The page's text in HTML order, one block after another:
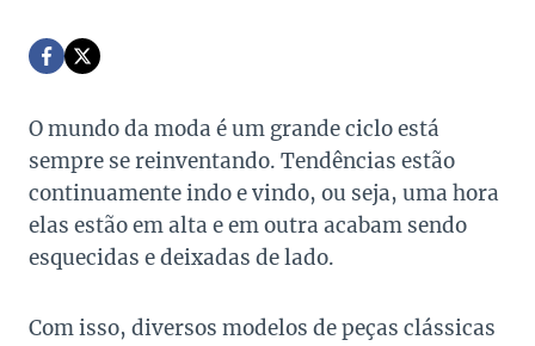
O mundo da moda é um grande ciclo está
sempre se reinventando. Tendências estão
continuamente indo e vindo, ou seja, uma hora
elas estão em alta e em outra acabam sendo
esquecidas e deixadas de lado.
Com isso, diversos modelos de peças clássicas